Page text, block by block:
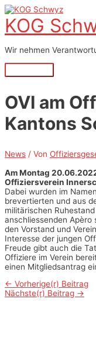
Zum
Inhalt
springen
KOG
Wir nehmen
Hauptmenü
OVI am
Kantons
News / Von
Am Montag
Offiziersverein
Dabei wurden im
brevertierten und aus
militärischen
anschliessenden Apèro
den Vorstand und
Interesse der jungen
Freude gibt auch die
Offiziere im Verein
einen Mitgliedsantrag
Beitrags-
← Vorherige(r) Beitrag
Nächste(r) Beitrag →